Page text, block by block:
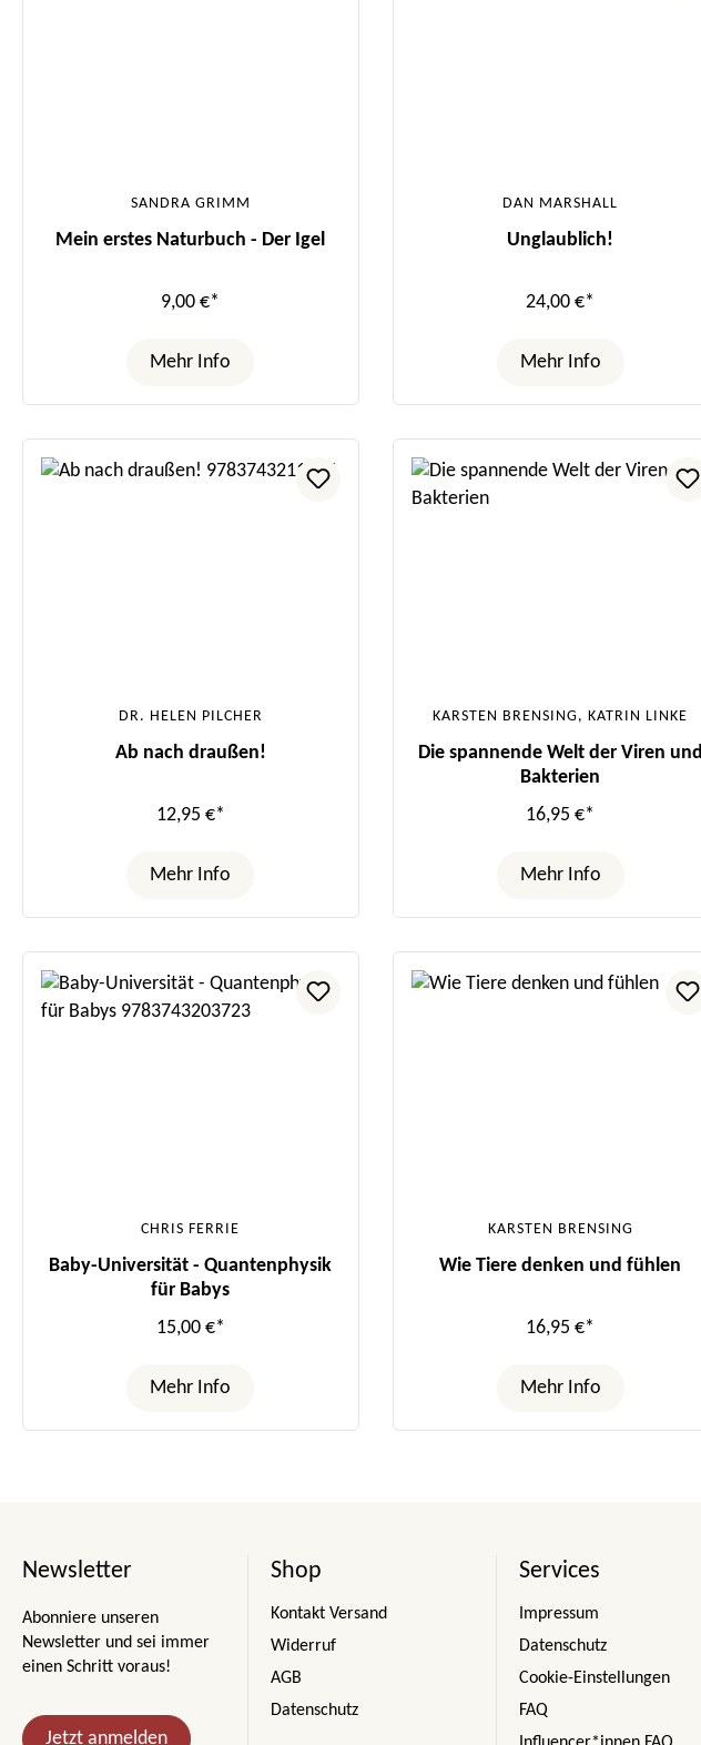
SANDRA GRIMM
Mein erstes Naturbuch - Der Igel
9,00 €*
Mehr Info
DAN MARSHALL
Unglaublich!
24,00 €*
Mehr Info
DR. HELEN PILCHER
Ab nach draußen!
12,95 €*
Mehr Info
KARSTEN BRENSING, KATRIN LINKE
Die spannende Welt der Viren und
Bakterien
16,95 €*
Mehr Info
CHRIS FERRIE
Baby-Universität - Quantenphysik
für Babys
15,00 €*
Mehr Info
KARSTEN BRENSING
Wie Tiere denken und fühlen
16,95 €*
Mehr Info
Newsletter
Abonniere unseren
Newsletter und sei immer
einen Schritt voraus!
Jetzt anmelden
Shop
Kontakt Versand
Widerruf
AGB
Datenschutz
Services
Impressum
Datenschutz
Cookie-Einstellungen
FAQ